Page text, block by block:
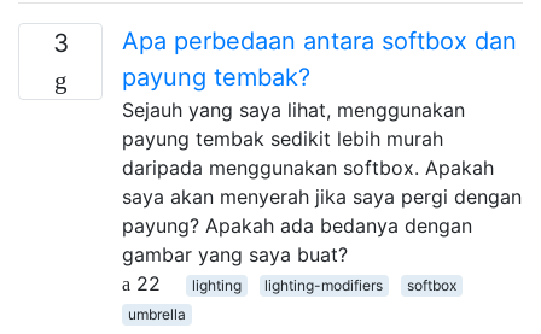
3
Apa perbedaan antara softbox dan
payung tembak?
Sejauh yang saya lihat, menggunakan
payung tembak sedikit lebih murah
daripada menggunakan softbox. Apakah
saya akan menyerah jika saya pergi dengan
payung? Apakah ada bedanya dengan
gambar yang saya buat?
22
lighting lighting-modifiers
softbox
umbrella